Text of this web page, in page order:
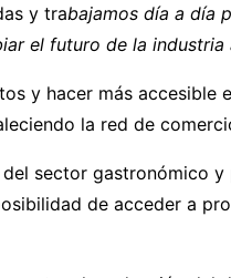
y trabajamos día a día
el futuro de la industria
y hacer más
la red de
sector gastronómico
de acceder a